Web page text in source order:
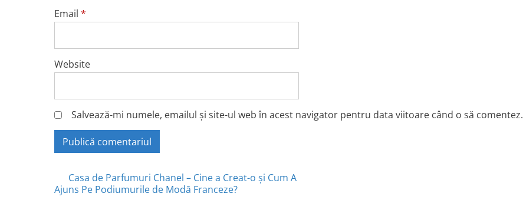
Email *
Website
Salvează-mi numele, emailul și site-ul web în acest navigator pentru data viitoare când o să comentez.
Posts
Casa de Parfumuri Chanel – Cine a Creat-o și Cum A
Ajuns Pe Podiumurile de Modă Franceze?